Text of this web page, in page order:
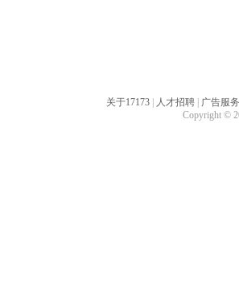
关于17173 人才招聘
广告服务
Copyright ©